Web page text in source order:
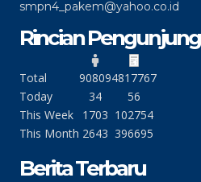
smpn4_pakem@yahoo.co.id
Rincian Pengunjung
Total 908094817767
Today
34
56
This Week
1703 102754
This Month 2643 396695
Berita Terbaru